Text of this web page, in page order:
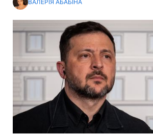
ВАЛЕРІЯ АБАБІНА